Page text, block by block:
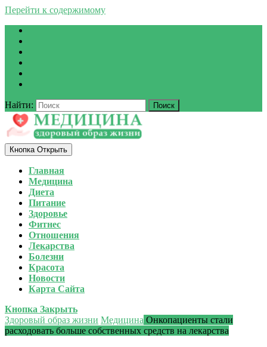
Перейти к содержимому
Найти:
Кнопка Открыть
Главная
Медицина
Диета
Питание
Здоровье
Фитнес
Отношения
Лекарства
Болезни
Красота
Новости
Карта Сайта
Кнопка Закрыть
Здоровый образ жизни Медицина Онкопациенты стали
расходовать больше собственных средств на лекарства